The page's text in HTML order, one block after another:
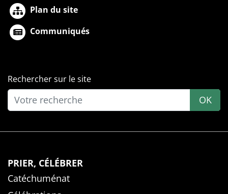
Plan du site
Communiqués
Rechercher sur le site
OK
PRIER, CÉLÉBRER
Catéchuménat